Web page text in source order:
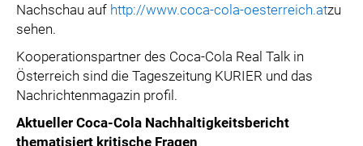
Nachschau auf http://www.coca-cola-oesterreich.atzu
sehen.
Kooperationspartner des Coca-Cola Real Talk in
Österreich sind die Tageszeitung KURIER und das
Nachrichtenmagazin profil.
Aktueller Coca-Cola Nachhaltigkeitsbericht
thematisiert kritische Fragen